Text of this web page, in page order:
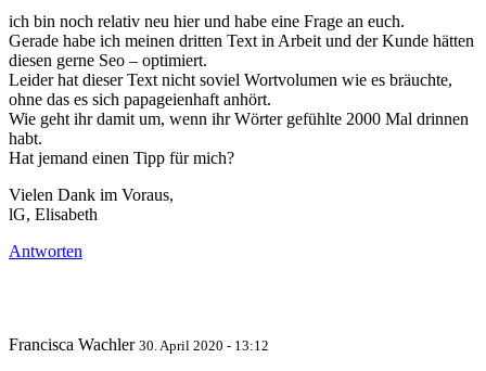
ich bin noch relativ neu hier und habe eine Frage an euch.
Gerade habe ich meinen dritten Text in Arbeit und der Kunde hätten
diesen gerne Seo – optimiert.
Leider hat dieser Text nicht soviel Wortvolumen wie es bräuchte,
ohne das es sich papageienhaft anhört.
Wie geht ihr damit um, wenn ihr Wörter gefühlte 2000 Mal drinnen
habt.
Hat jemand einen Tipp für mich?
Vielen Dank im Voraus,
lG, Elisabeth
Antworten
Francisca Wachler 30. April 2020 - 13:12